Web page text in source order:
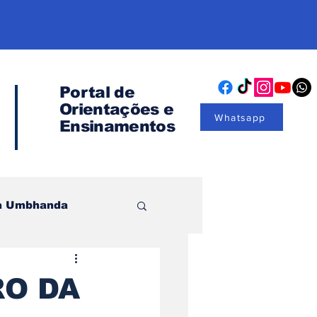
Portal de
Orientaçõese
Ensinamentos
Whatsapp
Umbhanda
DA